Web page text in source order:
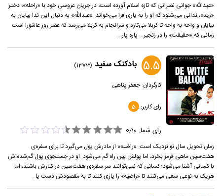
«عبدالله» جوانی نصرانی که تازه اسلام آورده است، در جریان عروسی خود با «راحله»، دختر
«زید»، ندائی می‌شنود که او را به یاری فرا می‌خواند. «عبدالله» به دنبال این ندا بیایان به
بیایان و واحه به واحه تا کربلا می‌تازد و سرانجام به کربلا می‌رسد که عصر روز عاشورا است
زمانی که «حقیقت» را در زنجیر... پاره پار...
5.5 بادکنک سفید (1373)
کارگردان:جعفر پناهی
رای کاربر: 5
رای شما: 0/10
زمان تحویل سال نو نزدیک است. «راضیه» از مادرش پول می‌گیرد تا برای سفره‌ی
هفت‌سین ماهی قرمز بخرد، اما پولش بین راه گم می‌شود. او در جستجوی پول گم‌شده‌اش
با کسانی آشنا می‌شود؛ کسانی که نمی‌توانند سر سفره‌ی هفت‌سین در کنارش باشند، اما
هریک به نوعی سعی می‌کنند تا «راضیه» را یاری کنند تا به مقصودش دست یا...